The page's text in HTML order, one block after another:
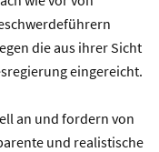
die aus ihrer Sicht
eingereicht.
an und fordern von
und realistische